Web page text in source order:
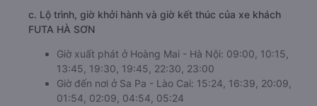
c. Lộ trình, giờ khởi hành và giờ kết thúc của xe khách
FUTA HÀ SƠN
Giờ xuất phát ở Hoàng Mai - Hà Nội: 09:00, 10:15,
13:45, 19:30, 19:45, 22:30, 23:00
Giờ đến nơi ở Sa Pa - Lào Cai: 15:24, 16:39, 20:09,
01:54, 02:09, 04:54, 05:24